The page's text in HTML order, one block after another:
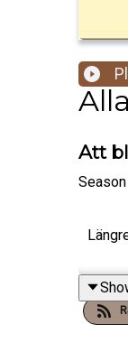
Att
Season